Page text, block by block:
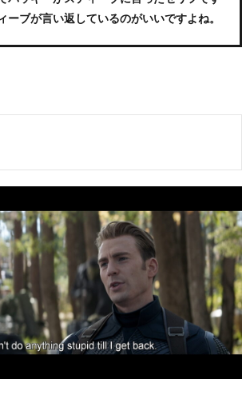
ーブが言い返しているのがいいですよね。